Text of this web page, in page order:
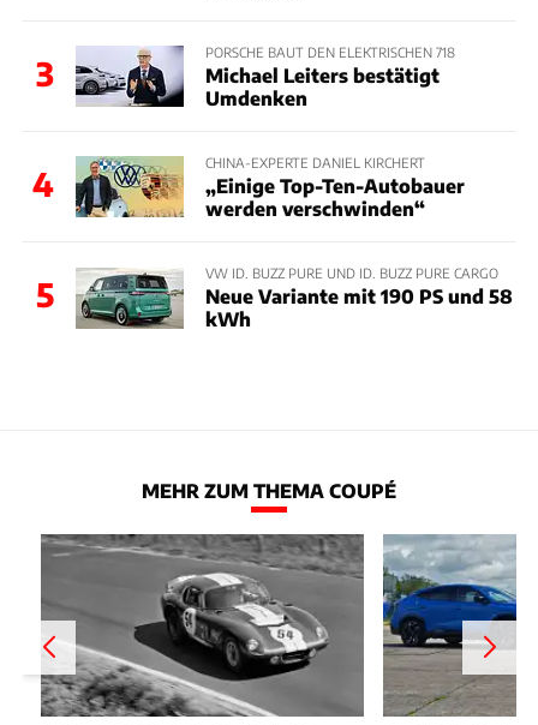
3
PORSCHE BAUT DEN ELEKTRISCHEN 718
Michael Leiters bestätigt
Umdenken
4
CHINA-EXPERTE DANIEL KIRCHERT
„Einige Top-Ten-Autobauer
werden verschwinden“
5
VW ID. BUZZ PURE UND ID. BUZZ PURE CARGO
Neue Variante mit 190 PS und 58
kWh
MEHR ZUM THEMA COUPÉ